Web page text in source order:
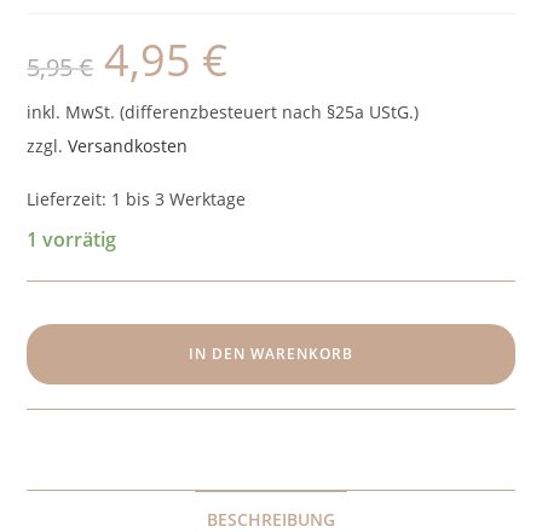
5,95€
Ursprünglicher
Preis
war:
4,95 €
inkl. MwSt. (differenzbesteuert nach §25a UStG.)
zzgl.Versandkosten
Lieferzeit: 1 bis 3 Werktage
1 vorrätig
Horse
Friends
Hartschalengamaschen
dunkelgrün
IN DEN WARENKORB
BESCHREIBUNG